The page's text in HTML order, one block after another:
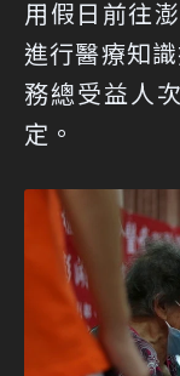
用假日前往
進行醫療知
務總受益人
定。